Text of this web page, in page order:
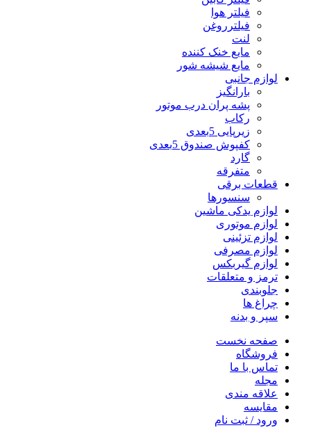
فیلتر هوا
فیلترروغن
لنت
مایع خنک کننده
مایع شیشه شور
لوازم جانبی
بارانگیز
پشه پران درب موتور
رکاب
زیرپایی 5بعدی
کفپوش صندوق 5بعدی
گارد
متفرقه
قطعات برقی
سنسورها
لوازم یدکی ماشین
لوازم موتوری
لوازم تزئینی
لوازم مصرفی
لوازم گیربکس
ترمز و متعلقات
جلوبندی
چراغ ها
سپر و بدنه
صفحه نخست
فروشگاه
تماس با ما
مجله
علاقه مندی
مقایسه
ورود / ثبت نام